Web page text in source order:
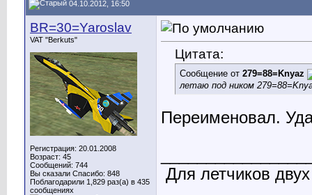
04.10.2012, 16:50
BR=30=Yaroslav
VAT "Berkuts"
Регистрация: 20.01.2008
Возраст: 45
Сообщений: 744
Вы сказали Спасибо: 848
Поблагодарили 1,829 раз(а) в 435
сообщениях
Цитата:
Сообщение от 279=88=Knyaz
летаю под ником
Переименовал.
Для летчиков